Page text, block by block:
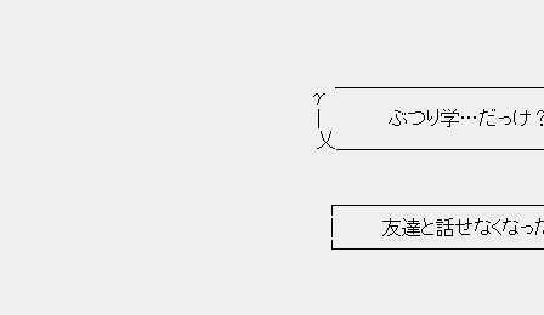
γ ￣￣￣￣￣￣￣￣￣￣￣￣
｜ ぶつり学…だっけ
乂＿＿＿＿＿＿＿＿＿＿＿＿
│ 友達と話せなくなっ